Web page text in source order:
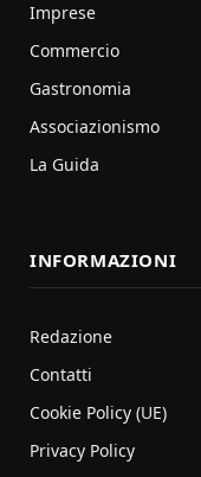
Imprese
Commercio
Gastronomia
Associazionismo
La Guida
INFORMAZIONI
Redazione
Contatti
Cookie Policy (UE)
Privacy Policy